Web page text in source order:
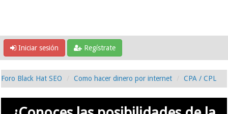
Iniciar sesión Regístrate
Foro Black Hat SEO Como hacer dinero por internet CPA / CPL